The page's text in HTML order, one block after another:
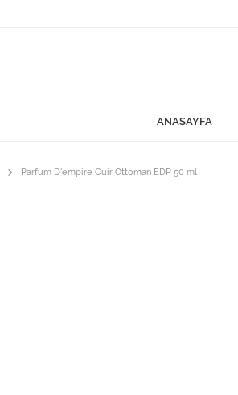
ANASAYFA
Parfum D'empire Cuir Ottoman EDP 50 ml